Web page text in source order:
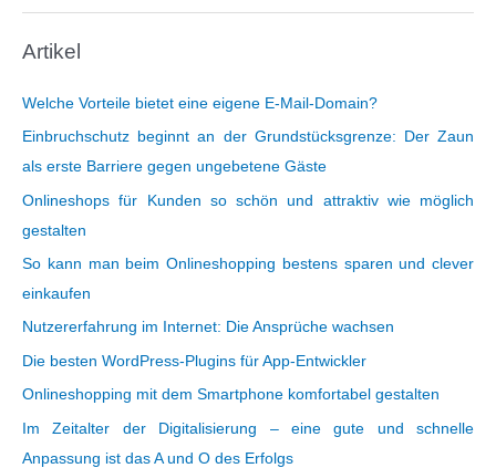
kann
ein
Artikel
Welche Vorteile bietet eine eigene E-Mail-Domain?
Einbruchschutz beginnt an der Grundstücksgrenze: Der Zaun
als erste Barriere gegen ungebetene Gäste
Onlineshops für Kunden so schön und attraktiv wie möglich
gestalten
So kann man beim Onlineshopping bestens sparen und clever
einkaufen
Nutzererfahrung im Internet: Die Ansprüche wachsen
Die besten WordPress-Plugins für App-Entwickler
Onlineshopping mit dem Smartphone komfortabel gestalten
Im Zeitalter der Digitalisierung – eine gute und schnelle
Anpassung ist das A und O des Erfolgs